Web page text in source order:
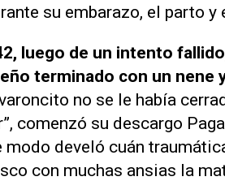
su embarazo, el parto y
luego de un intento
terminado con un nene
no se le había
comenzó su descargo
modo develó cuán
con muchas ansias la